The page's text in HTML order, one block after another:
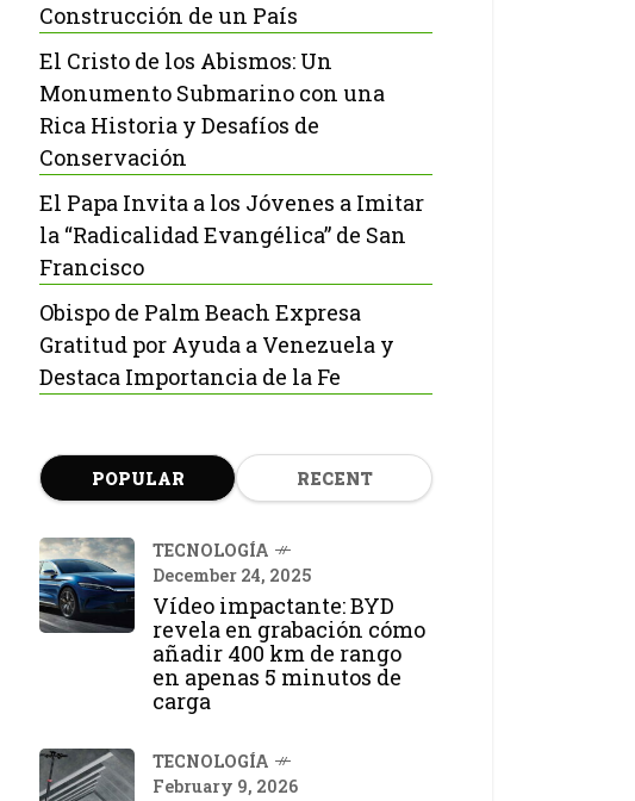
Construcción de un País
El Cristo de los Abismos: Un
Monumento Submarino con una
Rica Historia y Desafíos de
Conservación
El Papa Invita a los Jóvenes a Imitar
la “Radicalidad Evangélica” de San
Francisco
Obispo de Palm Beach Expresa
Gratitud por Ayuda a Venezuela y
Destaca Importancia de la Fe
POPULAR RECENT
TECNOLOGÍA
December 24, 2025
Vídeo impactante: BYD
revela en grabación cómo
añadir 400 km de rango
en apenas 5 minutos de
carga
TECNOLOGÍA
February 9, 2026